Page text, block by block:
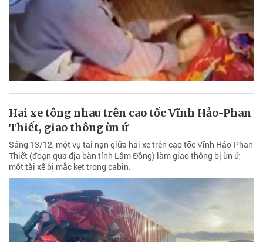
Hai xe tông nhau trên cao tốc Vĩnh Hảo-Phan
Thiết, giao thông ùn ứ
Sáng 13/12, một vụ tai nạn giữa hai xe trên cao tốc Vĩnh Hảo-Phan
Thiết (đoạn qua địa bàn tỉnh Lâm Đồng) làm giao thông bị ùn ứ,
một tài xế bị mắc kẹt trong cabin.